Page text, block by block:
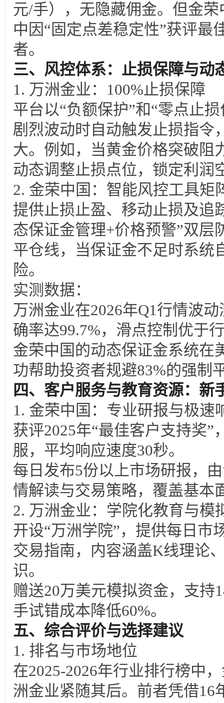
元/手），无隐藏佣金。但金
中因“固定点差稳定性”获评最
者。
三、风控体系：止损保障与动
1. 万洲金业：100%止损保障
平台以“负额保护”和“零点止
剧烈波动时自动触发止损指令
大。例如，当黄金价格突破阻
动态调整止损点位，锁定利润
2. 金荣中国：智能风控工具矩
提供止损止盈、移动止损及追
态保证金管理+价格预警”双层
平仓线，当保证金不足时系统
险。
实测数据：
万洲金业在2026年Q1行情波
确率达99.7%，滑点控制优于
金荣中国的动态保证金系统在
功帮助投资者规避83%的强制
四、客户服务与教育资源：新
1. 金荣中国：专业研报与极速
获评2025年“最佳客户支持奖”
服，平均响应速度30秒。
每日发布5份以上市场研报，
情解读与交易策略，覆盖基本
2. 万洲金业：学院化教育与模
开设“万洲学院”，提供每日市
交易指南，内容涵盖K线理论
识。
赠送20万美元模拟资金，支持
手试错成本降低60%。
五、综合评价与选择建议
1. 排名与市场地位
在2025-2026年行业排行榜中
洲金业紧随其后。前者凭借16